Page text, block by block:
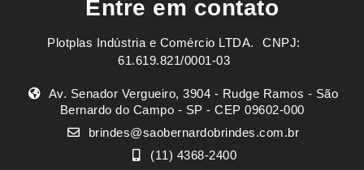
Entre em contato
Plotplas Indústria e Comércio LTDA. ㅤㅤㅤ CNPJ:
61.619.821/0001-03
Av. Senador Vergueiro, 3904 - Rudge Ramos - São
Bernardo do Campo - SP - CEP 09602-000
brindes@saobernardobrindes.com.br
(11) 4368-2400